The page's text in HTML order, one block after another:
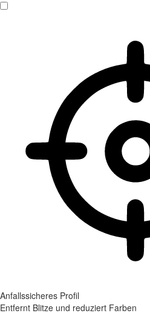
Anfallssicheres Profil
Entfernt Blitze und reduziert Farben